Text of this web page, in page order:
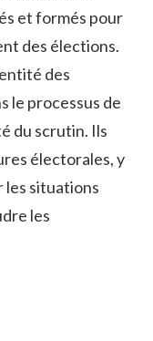
et formés‍ pour
des élections.
des
⁤le processus de
du scrutin.‌ Ils​
électorales, ‍y
les situations
les